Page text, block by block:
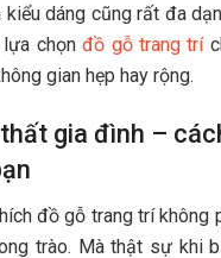
dáng cũng rất đa
lựa chọnđồ gỗ trang trí
gian hẹp hay rộng.
gia đình –
đồ gỗ trang trí không
trào. Mà thật sự khi